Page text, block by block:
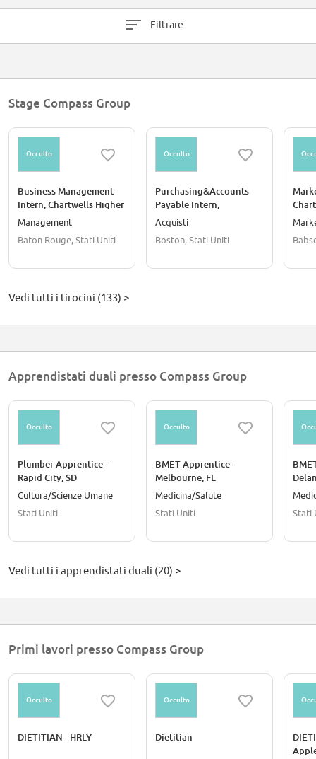
- Medirest, la marque spécialisée pour la restauration de la Santé, du
établissements d'Enseignement et des Collectivités Territoriales.
Filtrare
Stage Compass Group
Occulto
Business Management
Intern, Chartwells Higher
Ed / Louisiana State
Management
Baton Rouge, Stati Uniti
Occulto
Purchasing&Accounts
Payable Intern,
Restaurant Associates /
/ Boston, MA
Acquisti
Boston, Stati Uniti
Vedi tutti i tirocini (133) >
Apprendistati duali presso Compass Group
Occulto
Plumber Apprentice -
Rapid City, SD
Cultura/Scienze Umane
Stati Uniti
Occulto
BMET Apprentice -
Melbourne, FL
Medicina/Salute
Stati Uniti
Stati
Vedi tutti i apprendistati duali (20) >
Primi lavori presso Compass Group
Occulto
DIETITIAN - HRLY
Occulto
Dietitian